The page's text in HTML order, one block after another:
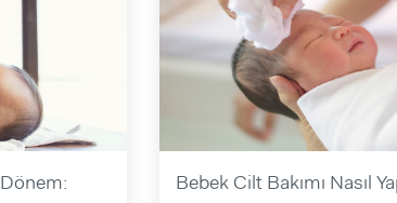
Bebek Cilt Bakımı Nasıl